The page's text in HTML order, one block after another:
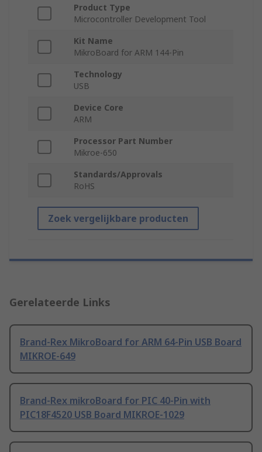
Product Type
Microcontroller Development Tool
Kit Name
MikroBoard for ARM 144-Pin
Technology
USB
Device Core
ARM
Processor Part Number
Mikroe-650
Standards/Approvals
RoHS
Zoek vergelijkbare producten
Gerelateerde Links
Brand-Rex MikroBoard for ARM 64-Pin USB Board
MIKROE-649
Brand-Rex mikroBoard for PIC 40-Pin with
PIC18F4520 USB Board MIKROE-1029